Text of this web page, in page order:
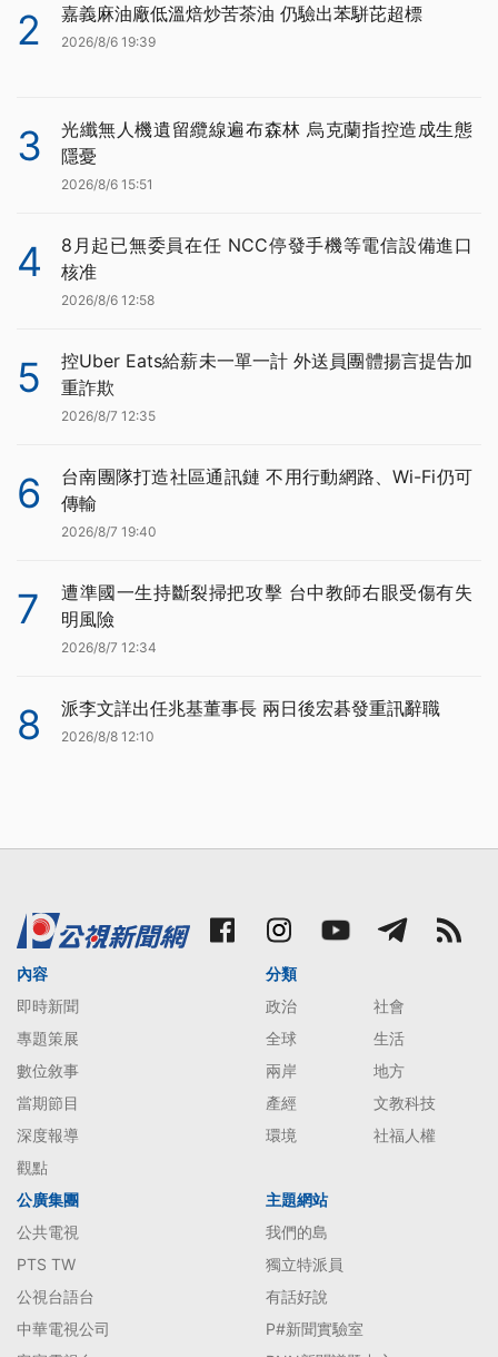
2 嘉義麻油廠低溫焙炒苦茶油 仍驗出苯駢芘超標
2026/8/6 19:39
3
光纖無人機遺留纜線遍布森林 烏克蘭指控造成生態
隱憂
2026/8/6 15:51
4
8月起已無委員在任 NCC停發手機等電信設備進口
核准
2026/8/6 12:58
5
控Uber Eats給薪未一單一計 外送員團體揚言提告加
重詐欺
2026/8/7 12:35
6
台南團隊打造社區通訊鏈 不用行動網路、Wi-Fi仍可
傳輸
2026/8/7 19:40
7
遭準國一生持斷裂掃把攻擊 台中教師右眼受傷有失
明風險
2026/8/7 12:34
8 派李文詳出任兆基董事長 兩日後宏碁發重訊辭職
2026/8/8 12:10
內容
即時新聞
專題策展
數位敘事
當期節目
深度報導
觀點
分類
政治
社會
全球
生活
兩岸
地方
產經
文教科技
環境
社福人權
公廣集團
公共電視
PTS TW
公視台語台
中華電視公司
主題網站
我們的島
獨立特派員
有話好說
P#新聞實驗室